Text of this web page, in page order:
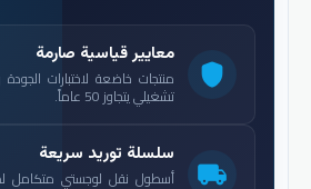
shield
معايير قياسية صارمة
منتجات خاضعة لاختبارات
تشغيلي يتجاوز 50 عاماً.
local_shipping
سلسلة توريد سريعة
أسطول نقل لوجستي متكامل